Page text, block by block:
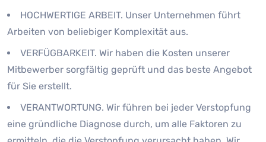
HOCHWERTIGE ARBEIT. Unser Unternehmen führt
Arbeiten von beliebiger Komplexität aus.
VERFÜGBARKEIT. Wir haben die Kosten unserer
Mitbewerber sorgfältig geprüft und das beste Angebot
für Sie erstellt.
VERANTWORTUNG. Wir führen bei jeder Verstopfung
eine gründliche Diagnose durch, um alle Faktoren zu